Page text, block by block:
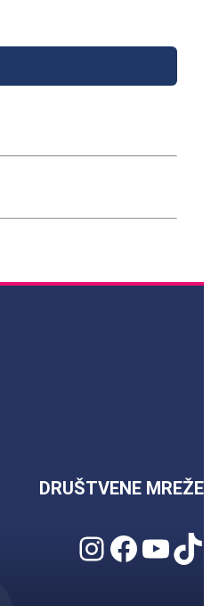
DRUŠTVENE MREŽE
Instagram Facebook YouTube TikTok